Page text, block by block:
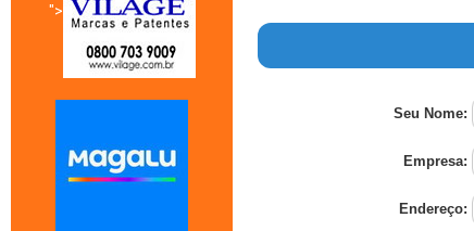
">
Seu Nome:
Empresa:
Endereço: